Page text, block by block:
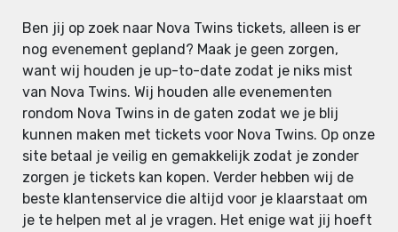
Ben jij op zoek naar Nova Twins tickets, alleen is er
nog evenement gepland? Maak je geen zorgen,
want wij houden je up-to-date zodat je niks mist
van Nova Twins. Wij houden alle evenementen
rondom Nova Twins in de gaten zodat we je blij
kunnen maken met tickets voor Nova Twins. Op onze
site betaal je veilig en gemakkelijk zodat je zonder
zorgen je tickets kan kopen. Verder hebben wij de
beste klantenservice die altijd voor je klaarstaat om
je te helpen met al je vragen. Het enige wat jij hoeft